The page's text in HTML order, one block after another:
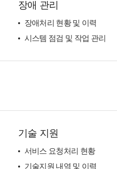
장애 관리
장애처리 현황 및 이력
시스템 점검 및 작업 관리
기술 지원
서비스 요청처리 현황
기술지원 내역 및 이력